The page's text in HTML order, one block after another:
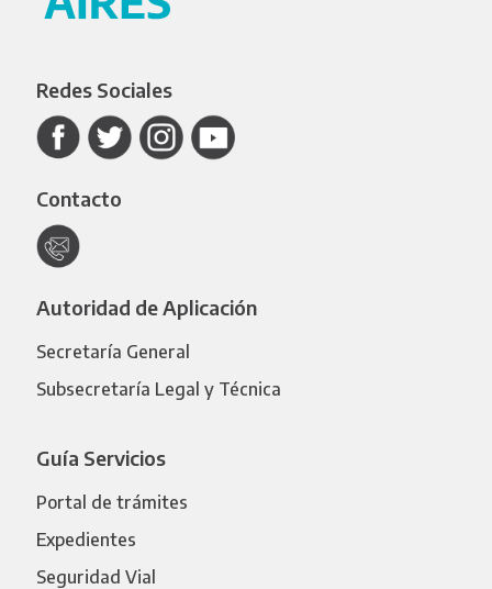
Redes Sociales
Contacto
Autoridad de Aplicación
Secretaría General
Subsecretaría Legal y Técnica
Guía Servicios
Portal de trámites
Expedientes
Seguridad Vial